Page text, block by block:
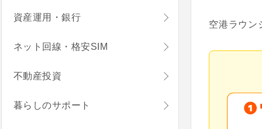
空港ラウン
資産運用・銀行
ネット回線・格安SIM
不動産投資
暮らしのサポート